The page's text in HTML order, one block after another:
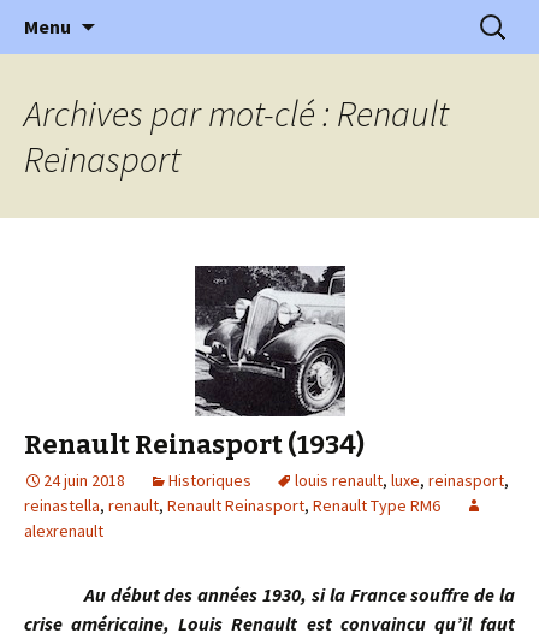
l'Automobile Ancienne
l'automobile ancienne : articles, historiques
…
Menu
Archives par mot-clé : Renault
Reinasport
Renault Reinasport (1934)
24 juin 2018 Historiques louis renault, luxe, reinasport,
reinastella, renault, Renault Reinasport, Renault Type RM6
alexrenault
Au début des années 1930, si la France souffre de la
crise américaine, Louis Renault est convaincu qu’il faut